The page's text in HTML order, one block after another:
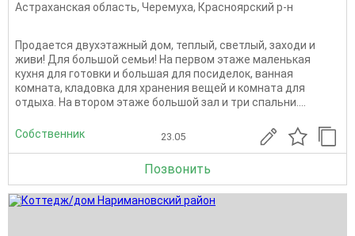
Астраханская область, Черемуха, Красноярский р-н
Продается двухэтажный дом, теплый, светлый, заходи и
живи! Для большой семьи! На первом этаже маленькая
кухня для готовки и большая для посиделок, ванная
комната, кладовка для хранения вещей и комната для
отдыха. На втором этаже большой зал и три спальни....
Собственник 23.05
Позвонить